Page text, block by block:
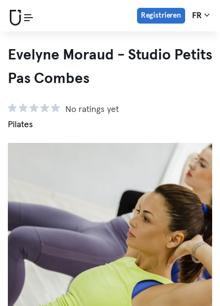
Registrieren FR
Evelyne Moraud - Studio Petits
Pas Combes
No ratings yet
Pilates